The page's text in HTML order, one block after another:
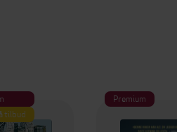
tilbud
Premium